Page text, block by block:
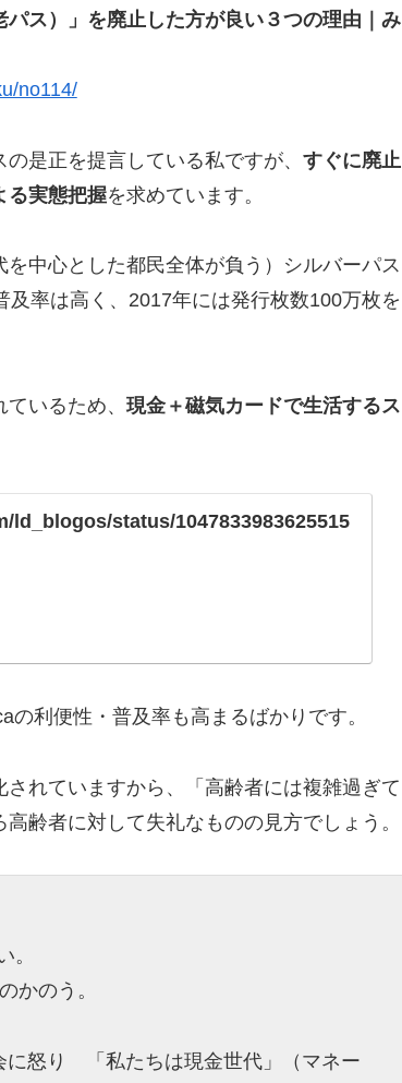
ス）」を廃止した方が良い３つの理由｜み
no114/
是正を提言している私ですが、 すぐに廃止
る実態把握を求めています。
中心とした都民全体が負う）シルバーパス
率は高く、2017年には発行枚数100万枚を
いるため、 現金＋磁気カードで生活するス
ld_blogos/status/1047833983625515
利便性・普及率も高まるばかりです。
れていますから、「高齢者には複雑過ぎて
齢者に対して失礼なものの見方でしょう。
。
かのう。
に怒り 「私たちは現金世代」（マネー